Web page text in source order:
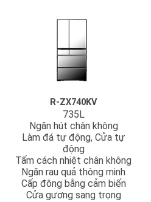
R-ZX740KV
735L
Ngăn hút chân không
Làm đá tự động, Cửa tự
động
Tấm cách nhiệt chân không
Ngăn rau quả thông minh
Cấp đông bằng cảm biến
Cửa gương sang trọng